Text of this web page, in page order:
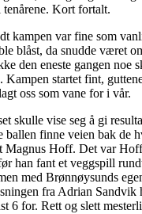
Kort fortalt.
kampen var fine som
blåst, da snudde været
den eneste gangen noe
Kampen startet fint,
oss som vane for i vår.
skulle vise seg å gi
ballen finne veien bak de
Magnus Hoff. Det var
han fant et veggspill
med Brønnøysunds
fra Adrian Sandvik
6 for. Rett og slett